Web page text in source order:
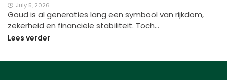
July 5, 2026
Goud is al generaties lang een symbool van rijkdom,
zekerheid en financiële stabiliteit. Toch…
Lees verder